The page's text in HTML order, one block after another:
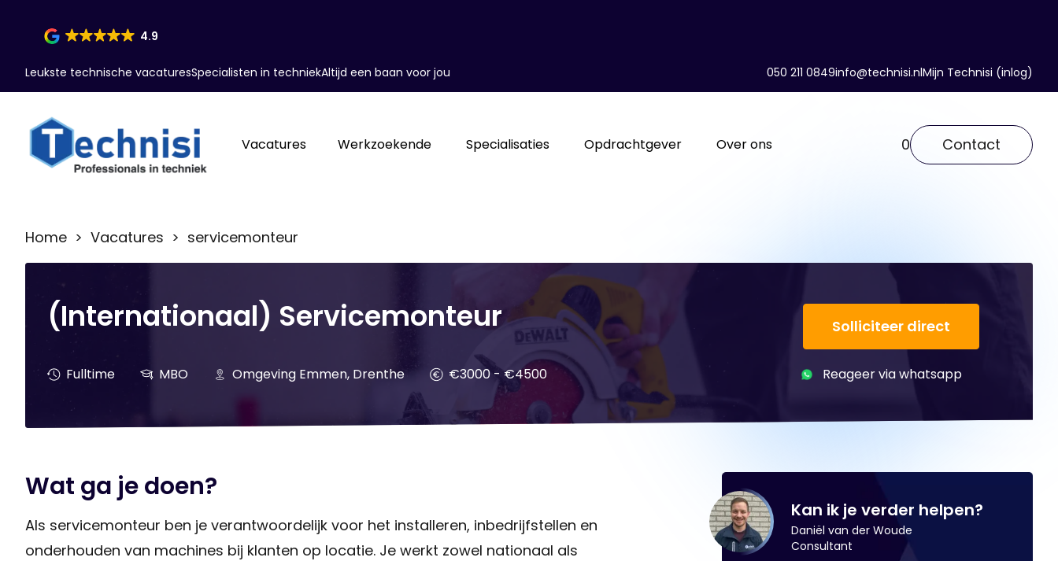
4.9
Leukste technische vacaturesSpecialisten in techniekAltijd een baan voor jou 050 211 0849info@technisi.nlMijn Technisi (inlog)
Vacatures Werkzoekende Specialisaties Opdrachtgever Over ons 0 Contact
Home > Vacatures > servicemonteur
(Internationaal) Servicemonteur Solliciteer direct
Fulltime MBO Omgeving Emmen, Drenthe €3000 - €4500 Reageer via whatsapp
Wat ga je doen?
Als servicemonteur ben je verantwoordelijk voor het installeren, inbedrijfstellen en
onderhouden van machines bij klanten op locatie. Je werkt zowel nationaal als
Kan ik je verder helpen?
Daniël van der Woude
Consultant